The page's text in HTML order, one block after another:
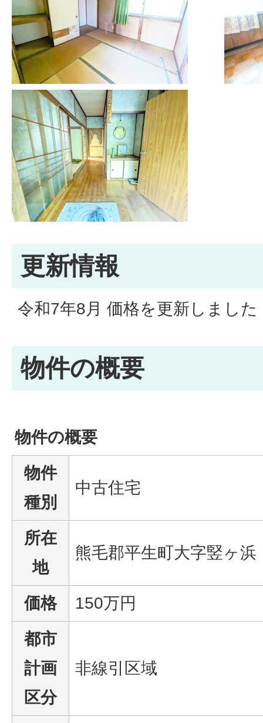
更新情報
令和7年8月 価格を更新しまし
物件の概要
物件の概要
物件
種別
中古住宅
所在
地
熊毛郡平生町大字竪ヶ浜
価格
150万円
都市
計画
区分
非線引区域